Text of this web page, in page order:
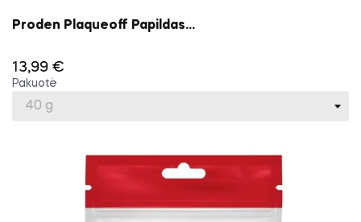
Proden Plaqueoff Papildas...
13,99 €
Pakuotė